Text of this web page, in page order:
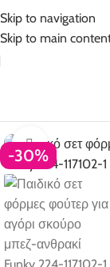
Skip to navigation
Skip to main
-30%
Click to
5% Επιπλέον